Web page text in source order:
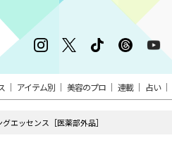
アイテム別 美容のプロ 連載 占い
エッセンス［医薬部外品］